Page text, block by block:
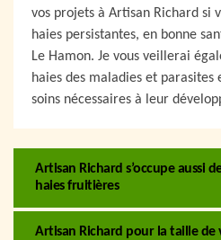
vos projets à Artisan Richard si
haies persistantes, en bonne
Le Hamon. Je vous veillerai
haies des maladies et parasites
soins nécessaires à leur
Artisan Richard s’occupe aussi
haies fruitières
Artisan Richard pour la taille de